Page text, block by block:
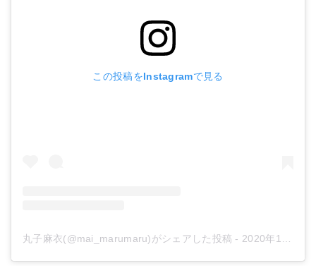
この投稿をInstagramで見る
丸子麻衣(@mai_marumaru)がシェアした投稿 - 2020年11月月4日午前5時36分PST